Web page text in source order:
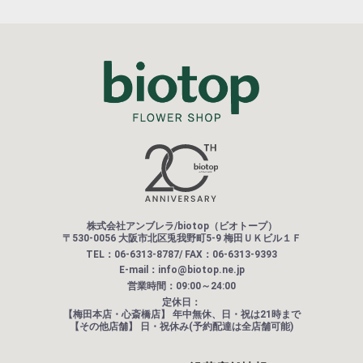
株式会社アンブレラ/biotop（ビオトープ）
〒530-0056 大阪市北区兎我野町5-9 梅田ＵＫビル１Ｆ
TEL：06-6313-8787/ FAX：06-6313-9393
E-mail：info@biotop.ne.jp
営業時間：09:00～24:00
定休日：
【梅田本店・心斎橋店】 年中無休、日・祝は21時まで
【その他店舗】
日・祝休み(予約配達は全店舗可能)